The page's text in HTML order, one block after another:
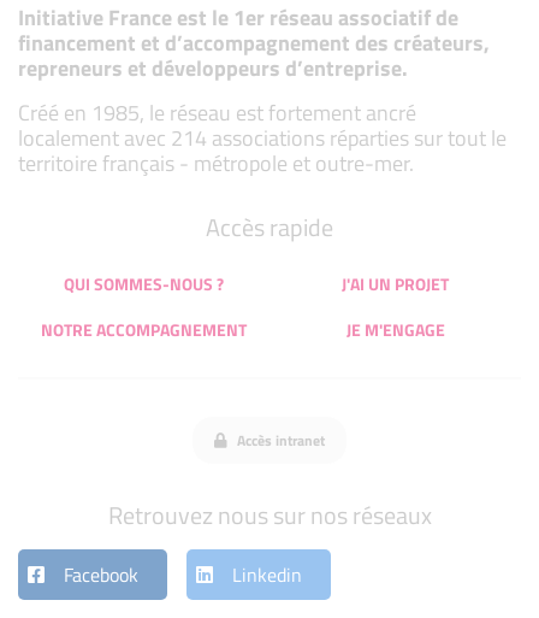
Initiative France est le 1er réseau associatif de
financement et d’accompagnement des créateurs,
repreneurs et développeurs d’entreprise.
Créé en 1985, le réseau est fortement ancré
localement avec 214 associations réparties sur tout le
territoire français - métropole et outre-mer.
Accès rapide
QUI SOMMES-NOUS ?
J'AI UN PROJET
NOTRE ACCOMPAGNEMENT
JE M'ENGAGE
Accès intranet
Retrouvez nous sur nos réseaux
Facebook Linkedin